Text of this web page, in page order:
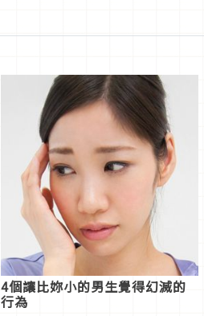
4個讓比妳小的男生覺得幻滅的
行為